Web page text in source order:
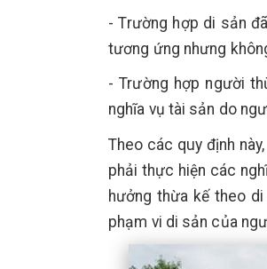
- Trường hợp di sản
tương ứng nhưng
- Trường hợp người
nghĩa vụ tài sản do
Theo các quy định
phải thực hiện các
hưởng thừa kế theo
phạm vi di sản của